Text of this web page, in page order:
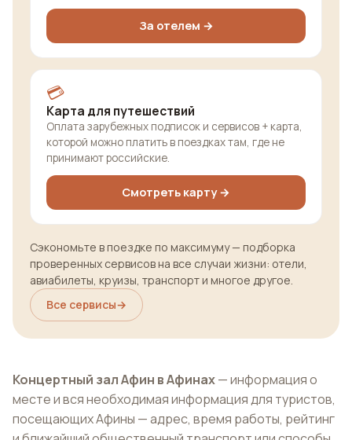
За отелем →
💳
Карта для путешествий
Оплата зарубежных подписок и сервисов + карта,
которой можно платить в поездках там, где не
принимают российские.
Смотреть карту →
Сэкономьте в поездке по максимуму — подборка
проверенных сервисов на все случаи жизни: отели,
авиабилеты, круизы, транспорт и многое другое.
Все сервисы→
Концертный зал Афин в Афинах— информация о
месте и вся необходимая информация для туристов,
посещающих Афины — адрес, время работы, рейтинг